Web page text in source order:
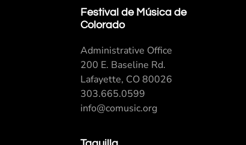
Festival de Música de
Colorado
Administrative Office
200 E. Baseline Rd.
Lafayette, CO 80026
303.665.0599
info@comusic.org